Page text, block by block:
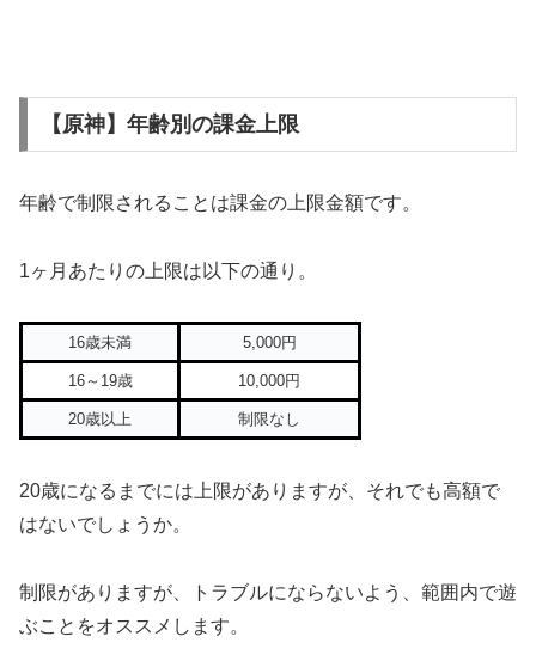
【原神】年齢別の課金上限
年齢で制限されることは課金の上限金額です。
1ヶ月あたりの上限は以下の通り。
16歳未満 5,000円
16～19歳 10,000円
20歳以上 制限なし
20歳になるまでには上限がありますが、それでも高額で
はないでしょうか。
制限がありますが、トラブルにならないよう、範囲内で遊
ぶことをオススメします。